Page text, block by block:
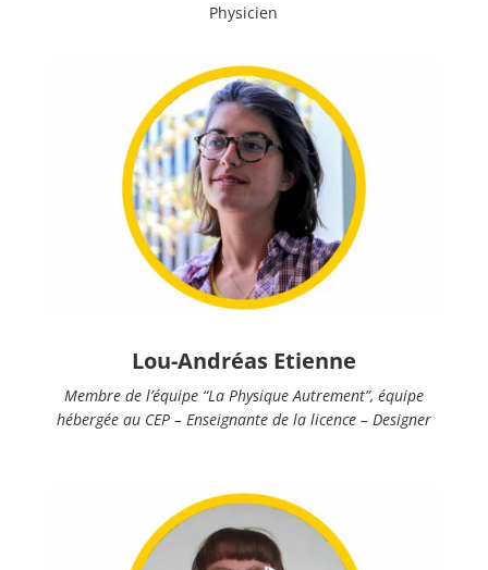
Physicien
Lou-Andréas Etienne
Membre de l’équipe “La Physique Autrement”, équipe
hébergée au CEP – Enseignante de la licence – Designer